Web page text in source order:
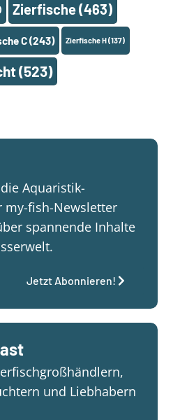
Zierfische(463)
C(243) Zierfische H(137)
(523)
Aquaristik-
my-fish-Newsletter
spannende Inhalte
Jetzt Abonnieren!
und Liebhabern